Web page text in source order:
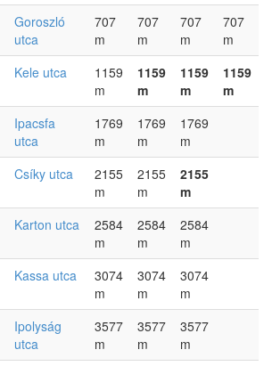
Goroszló
utca
707
m
707
m
707
m
707
m
Kele utca
1159
m
1159
m
1159
m
1159
m
Ipacsfa
utca
1769
m
1769
m
1769
m
Csíky utca
2155
m
2155
m
2155
m
Karton utca
2584
m
2584
m
2584
m
Kassa utca
3074
m
3074
m
3074
m
Ipolyság
utca
3577
m
3577
m
3577
m